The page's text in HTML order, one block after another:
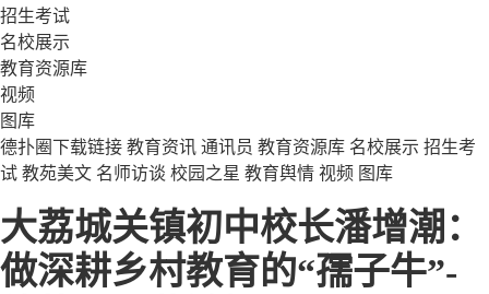
招生考试
名校展示
教育资源库
视频
图库
德扑圈下载链接 教育资讯 通讯员 教育资源库 名校展示 招生考
试 教苑美文 名师访谈 校园之星 教育舆情 视频 图库
大荔城关镇初中校长潘增潮：
做深耕乡村教育的“孺子牛”-